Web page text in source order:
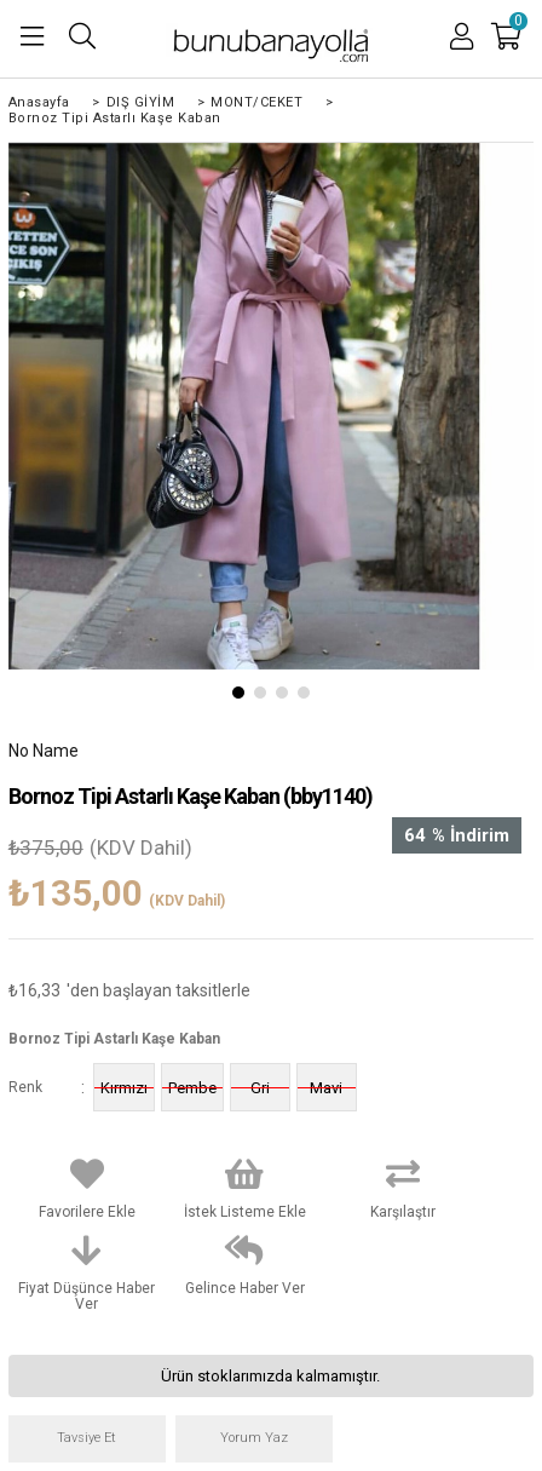
0
Anasayfa > DIŞ GİYİM > MONT/CEKET
>
Bornoz Tipi Astarlı Kaşe Kaban
No Name
Bornoz Tipi Astarlı Kaşe Kaban(bby1140)
%
64 İndirim
₺375,00 (KDV Dahil)
₺135,00 (KDV Dahil)
₺16,33 'den başlayan taksitlerle
Bornoz Tipi Astarlı Kaşe Kaban
Renk : Kırmızı Pembe Gri Mavi
Favorilere Ekle İstek Listeme Ekle Karşılaştır
Fiyat Düşünce Haber
Ver
Gelince Haber Ver
Ürün stoklarımızda kalmamıştır.
Tavsiye Et Yorum Yaz